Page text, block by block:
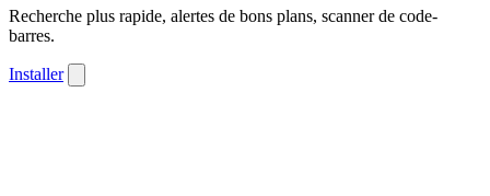
Recherche plus rapide, alertes de bons plans, scanner de code-
barres.
Installer